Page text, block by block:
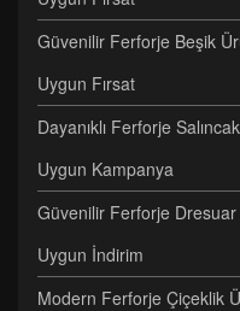
Güvenilir Ferforje Beşik
Uygun Fırsat
Dayanıklı Ferforje
Uygun Kampanya
Güvenilir Ferforje Dresuar
Uygun İndirim
Modern Ferforje Çiçeklik